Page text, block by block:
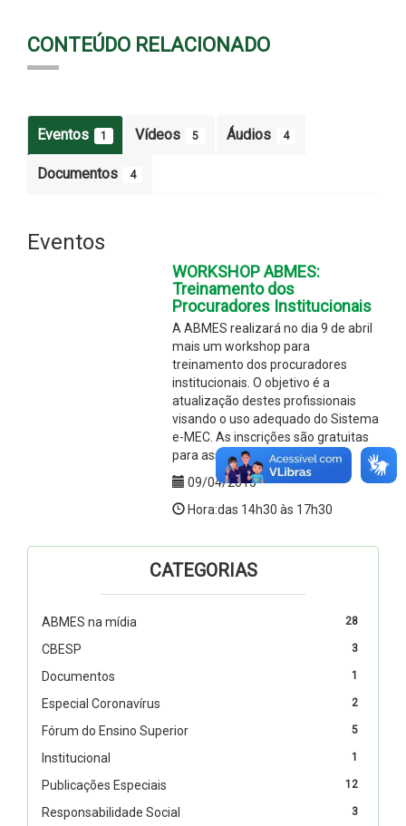
CONTEÚDO RELACIONADO
Eventos 1 Vídeos 5 Áudios 4
Documentos 4
Eventos
WORKSHOP ABMES:
Treinamento dos
Procuradores Institucionais
A ABMES realizará no dia 9 de abril
mais um workshop para
treinamento dos procuradores
institucionais. O objetivo é a
atualização destes profissionais
visando o uso adequado do Sistema
e-MEC. As inscrições são gratuitas
para associados.
09/04/2015
Hora:das 14h30 às 17h30
CATEGORIAS
28
ABMES na mídia
3
CBESP
1
Documentos
2
Especial Coronavírus
5
Fórum do Ensino Superior
1
Institucional
12
Publicações Especiais
3
Responsabilidade Social